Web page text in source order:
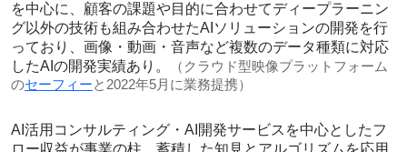
を中心に、顧客の課題や目的に合わせてディープラーニン
グ以外の技術も組み合わせたAIソリューションの開発を行
っており、画像・動画・音声など複数のデータ種類に対応
したAIの開発実績あり。
（クラウド型映像プラットフォーム
のセーフィーと2022年5月に業務提携）
AI活用コンサルティング・AI開発サービスを中心としたフ
ロー収益が事業の柱。蓄積した知見とアルゴリズムを応用